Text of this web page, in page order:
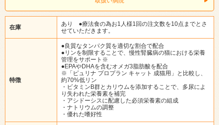
在庫
あり ●療法食の為お1人様1回の注文数を10点までとさ
せていただきます。
特徴
●良質なタンパク質を適切な割合で配合
●リンを制限することで、慢性腎臓病の猫における栄養
管理をサポート※
●EPAやDHAを含むオメガ3脂肪酸を配合
※「ピュリナ プロプラン キャット 成猫用」と比較し、
約70%低リン
・ビタミンB群とカリウムを添加することで、多尿によ
り失われた栄養素を補完
・アシドーシスに配慮した必須栄養素の組成
・ナトリウムの調整
・優れた嗜好性